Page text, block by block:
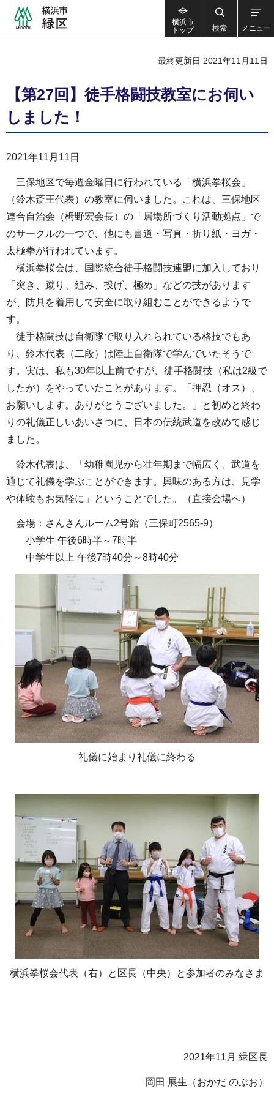
横浜市
トップ
検索 メニュー
最終更新日 2021年11月11日
【第27回】徒手格闘技教室にお伺い
しました！
2021年11月11日
三保地区で毎週金曜日に行われている「横浜拳桜会」
（鈴木斎王代表）の教室に伺いました。これは、三保地区
連合自治会（栂野宏会長）の「居場所づくり活動拠点」で
のサークルの一つで、他にも書道・写真・折り紙・ヨガ・
太極拳が行われています。
横浜拳桜会は、国際統合徒手格闘技連盟に加入しており
「突き、蹴り、組み、投げ、極め」などの技があります
が、防具を着用して安全に取り組むことができるようで
す。
徒手格闘技は自衛隊で取り入れられている格技でもあ
り、鈴木代表（二段）は陸上自衛隊で学んでいたそうで
す。実は、私も30年以上前ですが、徒手格闘技（私は2級で
したが）をやっていたことがあります。「押忍（オス）、
お願いします。ありがとうございました。」と初めと終わ
りの礼儀正しいあいさつに、日本の伝統武道を改めて感じ
ました。
鈴木代表は、「幼稚園児から壮年期まで幅広く、武道を
通じて礼儀を学ぶことができます。興味のある方は、見学
や体験もお気軽に」ということでした。（直接会場へ）
会場：さんさんルーム2号館（三保町2565-9）
小学生 午後6時半～7時半
中学生以上 午後7時40分～8時40分
礼儀に始まり礼儀に終わる
横浜拳桜会代表（右）と区長（中央）と参加者のみなさま
2021年11月 緑区長
岡田 展生（おかだ のぶお）